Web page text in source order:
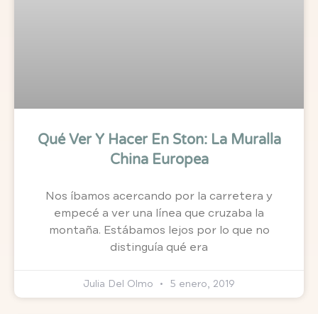
Qué Ver Y Hacer En Ston: La Muralla
China Europea
Nos íbamos acercando por la carretera y
empecé a ver una línea que cruzaba la
montaña. Estábamos lejos por lo que no
distinguía qué era
Julia Del Olmo 5 enero, 2019